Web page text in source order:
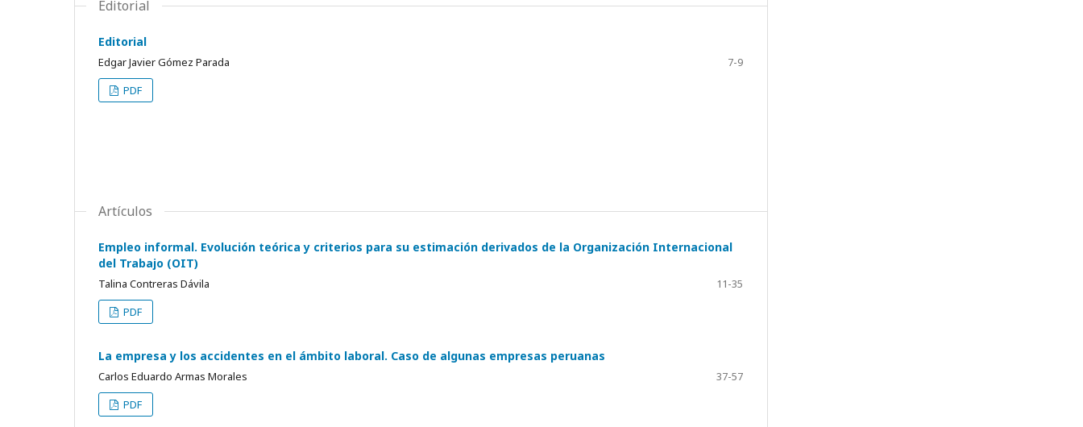
Editorial
Editorial
Edgar Javier Gómez Parada
7-9
PDF
Artículos
Empleo informal. Evolución teórica y criterios para su estimación derivados de la Organización Internacional
del Trabajo (OIT)
Talina Contreras Dávila
11-35
PDF
La empresa y los accidentes en el ámbito laboral. Caso de algunas empresas peruanas
Carlos Eduardo Armas Morales
37-57
PDF